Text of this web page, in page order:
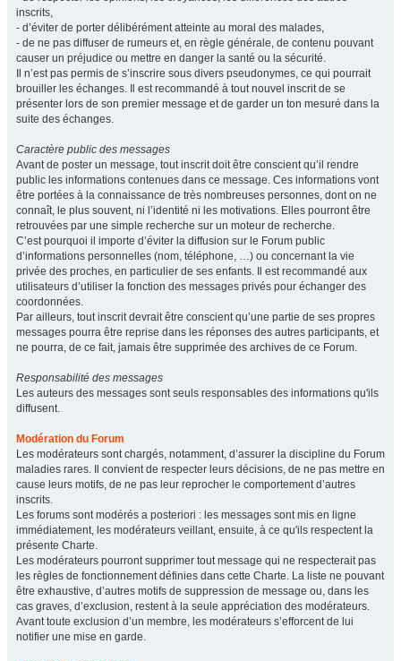
inscrits,
- d’éviter de porter délibérément atteinte au moral des malades,
- de ne pas diffuser de rumeurs et, en règle générale, de contenu pouvant
causer un préjudice ou mettre en danger la santé ou la sécurité.
Il n’est pas permis de s’inscrire sous divers pseudonymes, ce qui pourrait
brouiller les échanges. Il est recommandé à tout nouvel inscrit de se
présenter lors de son premier message et de garder un ton mesuré dans la
suite des échanges.
Caractère public des messages
Avant de poster un message, tout inscrit doit être conscient qu’il rendre
public les informations contenues dans ce message. Ces informations vont
être portées à la connaissance de très nombreuses personnes, dont on ne
connaît, le plus souvent, ni l’identité ni les motivations. Elles pourront être
retrouvées par une simple recherche sur un moteur de recherche.
C’est pourquoi il importe d’éviter la diffusion sur le Forum public
d’informations personnelles (nom, téléphone, …) ou concernant la vie
privée des proches, en particulier de ses enfants. Il est recommandé aux
utilisateurs d’utiliser la fonction des messages privés pour échanger des
coordonnées.
Par ailleurs, tout inscrit devrait être conscient qu’une partie de ses propres
messages pourra être reprise dans les réponses des autres participants, et
ne pourra, de ce fait, jamais être supprimée des archives de ce Forum.
Responsabilité des messages
Les auteurs des messages sont seuls responsables des informations qu'ils
diffusent.
Modération du Forum
Les modérateurs sont chargés, notamment, d’assurer la discipline du Forum
maladies rares. Il convient de respecter leurs décisions, de ne pas mettre en
cause leurs motifs, de ne pas leur reprocher le comportement d’autres
inscrits.
Les forums sont modérés a posteriori : les messages sont mis en ligne
immédiatement, les modérateurs veillant, ensuite, à ce qu'ils respectent la
présente Charte.
Les modérateurs pourront supprimer tout message qui ne respecterait pas
les règles de fonctionnement définies dans cette Charte. La liste ne pouvant
être exhaustive, d’autres motifs de suppression de message ou, dans les
cas graves, d’exclusion, restent à la seule appréciation des modérateurs.
Avant toute exclusion d’un membre, les modérateurs s’efforcent de lui
notifier une mise en garde.